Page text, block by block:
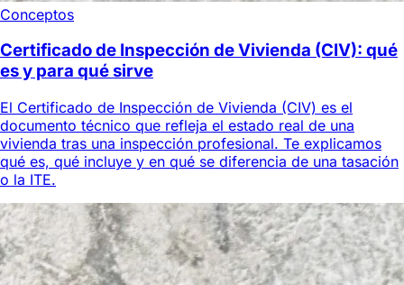
Conceptos
Certificado de Inspección de Vivienda (CIV): qué
es y para qué sirve
El Certificado de Inspección de Vivienda (CIV) es el
documento técnico que refleja el estado real de una
vivienda tras una inspección profesional. Te explicamos
qué es, qué incluye y en qué se diferencia de una tasación
o la ITE.